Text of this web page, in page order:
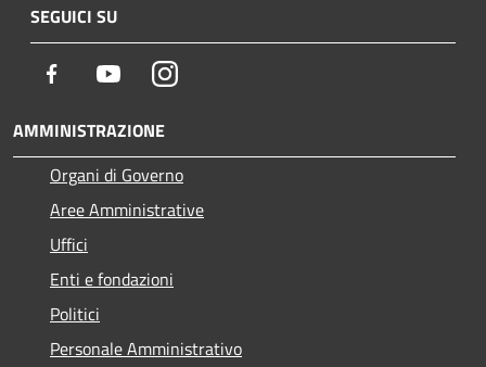
SEGUICI SU
Facebook YoutubeInstagram
AMMINISTRAZIONE
Organi di Governo
Aree Amministrative
Uffici
Enti e fondazioni
Politici
Personale Amministrativo